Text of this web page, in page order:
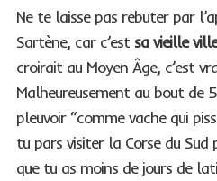
Ne te laisse pas rebuter par
Sartène, car c’est sa vieille
croirait au Moyen Âge, c’est
Malheureusement au bout de
pleuvoir “comme vache qui
tu pars visiter la Corse du Sud
que tu as moins de jours de